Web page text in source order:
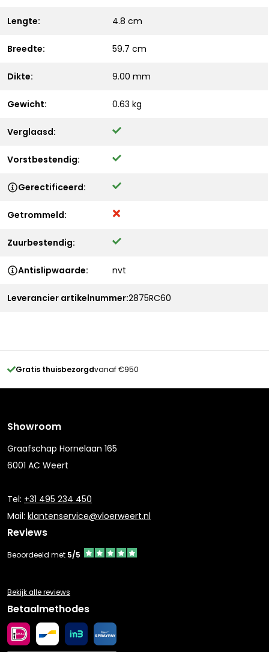
Lengte: 4.8 cm
Breedte: 59.7 cm
Dikte: 9.00 mm
Gewicht: 0.63 kg
Verglaasd:
Vorstbestendig:
Gerectificeerd:
Getrommeld:
Zuurbestendig:
Antislipwaarde: nvt
Leverancier artikelnummer:2875RC60
Gratis thuisbezorgdvanaf €950
Showroom
Graafschap Hornelaan 165
6001 AC Weert
Tel: +31 495 234 450
Mail: klantenservice@vloerweert.nl
Reviews
Beoordeeld met 5/5
Bekijk alle reviews
Betaalmethodes